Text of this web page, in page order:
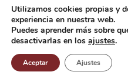
Utilizamos cookies propias y
experiencia en nuestra web.
Puedes aprender más sobre
desactivarlas en los ajustes.
Aceptar Ajustes